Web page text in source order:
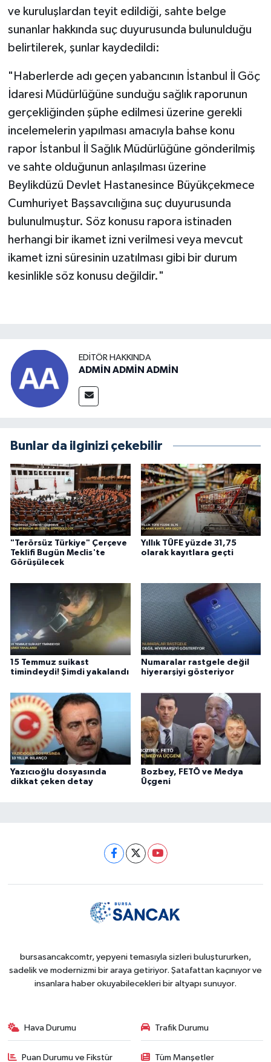
ve kuruluşlardan teyit edildiği, sahte belge
sunanlar hakkında suç duyurusunda bulunulduğu
belirtilerek, şunlar kaydedildi:
"Haberlerde adı geçen yabancının İstanbul İl Göç
İdaresi Müdürlüğüne sunduğu sağlık raporunun
gerçekliğinden şüphe edilmesi üzerine gerekli
incelemelerin yapılması amacıyla bahse konu
rapor İstanbul İl Sağlık Müdürlüğüne gönderilmiş
ve sahte olduğunun anlaşılması üzerine
Beylikdüzü Devlet Hastanesince Büyükçekmece
Cumhuriyet Başsavcılığına suç duyurusunda
bulunulmuştur. Söz konusu rapora istinaden
herhangi bir ikamet izni verilmesi veya mevcut
ikamet izni süresinin uzatılması gibi bir durum
kesinlikle söz konusu değildir."
EDITÖR HAKKINDA
ADMİN ADMİN ADMİN
Bunlar da ilginizi çekebilir
"Terörsüz Türkiye" Çerçeve
Teklifi Bugün Meclis'te
Görüşülecek
Yıllık TÜFE yüzde 31,75
olarak kayıtlara geçti
15 Temmuz suikast
timindeydi! Şimdi yakalandı
Numaralar rastgele değil
hiyerarşiyi gösteriyor
Yazıcıoğlu dosyasında
dikkat çeken detay
Bozbey, FETÖ ve Medya
Üçgeni
bursasancakcomtr, yepyeni temasıyla sizleri buluştururken,
sadelik ve modernizmi bir araya getiriyor. Şatafattan kaçınıyor ve
insanlara haber okuyabilecekleri bir altyapı sunuyor.
Hava Durumu Trafik Durumu
Puan Durumu ve Fikstür Tüm Manşetler